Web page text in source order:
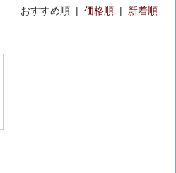
おすすめ順 | 価格順| 新着順